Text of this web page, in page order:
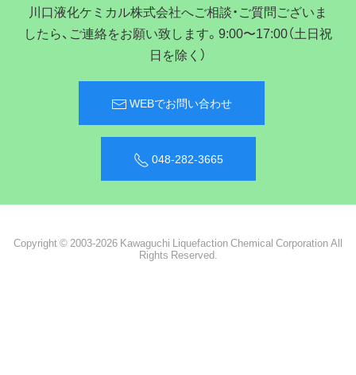
川口液化ケミカル株式会社へご相談・ご質問ございま
したら、ご連絡をお願い致します。9:00〜17:00（土日祝
日を除く）
WEBでお問い合わせ
048-282-3665
Copyright © 2003-2026 Kawaguchi Liquefaction Chemical Corporation All
Rights Reserved.